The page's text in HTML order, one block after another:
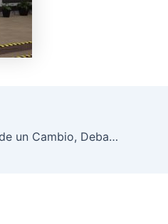
Presentación del Documental Crónica de un Cambio, Debates Presidenciales México 2018